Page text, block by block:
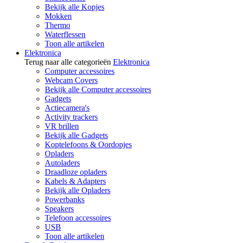
Bekijk alle Kopjes
Mokken
Thermo
Waterflessen
Toon alle artikelen
Elektronica
Terug naar alle categorieën Elektronica
Computer accessoires
Webcam Covers
Bekijk alle Computer accessoires
Gadgets
Actiecamera's
Activity trackers
VR brillen
Bekijk alle Gadgets
Koptelefoons & Oordopjes
Opladers
Autoladers
Draadloze opladers
Kabels & Adapters
Bekijk alle Opladers
Powerbanks
Speakers
Telefoon accessoires
USB
Toon alle artikelen